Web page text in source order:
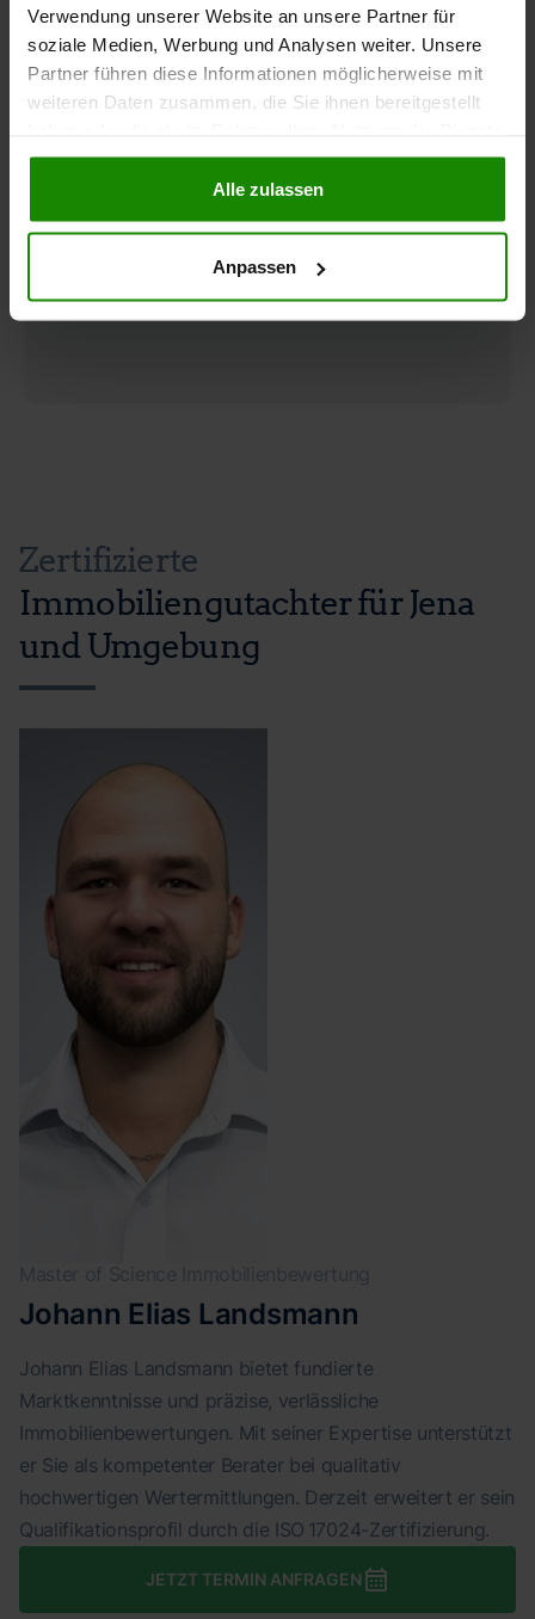
Verwendung unserer Website an unsere Partner für
soziale Medien, Werbung und Analysen weiter. Unsere
Partner führen diese Informationen möglicherweise mit
weiteren Daten zusammen, die Sie ihnen bereitgestellt
gesammelt haben.
Alle zulassen
Anpassen
eines DIN EN ISO / IEC 17024 zertifizierten
Sachverständigen auf ca. 20–30 Seiten
Berechnung der Restnutzungsdauer
Bild- und Textdokumentation
Objektaufnahmetermin (Optional)
Zertifizierte
Immobiliengutachter für Jena
und Umgebung
Master of Science Immobilienbewertung
Johann Elias Landsmann
Johann Elias Landsmann bietet fundierte
Marktkenntnisse und präzise, verlässliche
Immobilienbewertungen. Mit seiner Expertise unterstützt
er Sie als kompetenter Berater bei qualitativ
hochwertigen Wertermittlungen. Derzeit erweitert er sein
Qualifikationsprofil durch die ISO 17024-Zertifizierung.
JETZT TERMIN ANFRAGEN